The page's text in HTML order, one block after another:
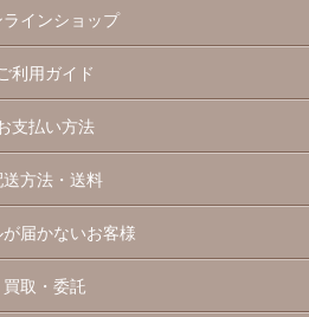
ラインショップ
利用ガイド
支払い方法
送方法・送料
が届かないお客様
買取・委託